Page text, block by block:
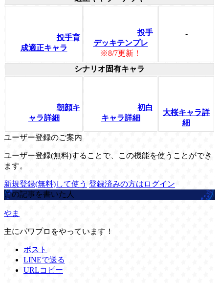
投手育
成適正キャラ
投手
デッキテンプレ
※8/7更新！
-
シナリオ固有キャラ
朝顔キ
ャラ詳細
初白
キャラ詳細
大桜キャラ詳
細
ユーザー登録のご案内
ユーザー登録(無料)することで、この機能を使うことができ
ます。
新規登録(無料)して使う 登録済みの方はログイン
この記事を書いた人
やま
主にパワプロをやっています！
ポスト
LINEで送る
URLコピー